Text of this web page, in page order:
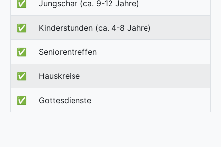
✅ Jungschar (ca. 9-12 Jahre)
✅ Kinderstunden (ca. 4-8 Jahre)
✅ Seniorentreffen
✅ Hauskreise
✅ Gottesdienste